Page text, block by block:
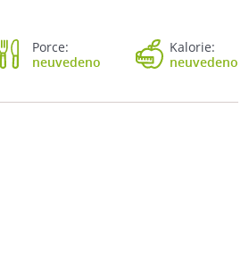
Porce:
neuvedeno
Kalorie:
neuvedeno